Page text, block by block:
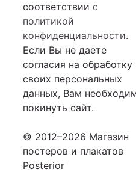
соответствии с
политикой
конфиденциальности.
Если Вы не даете
согласия на обработку
своих персональных
данных, Вам
покинуть сайт.
© 2012–2026 Магазин
постеров и плакатов
Posterior